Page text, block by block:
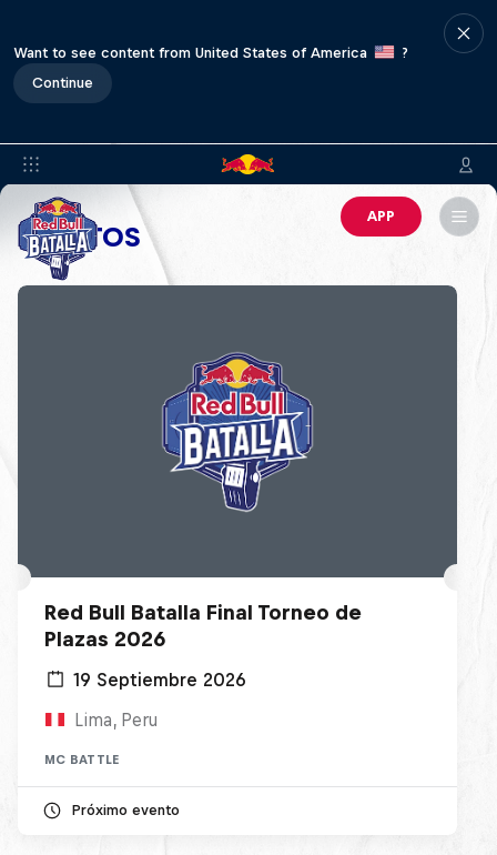
Want to see content from United States of America
?
Continue
APP
EVENTOS
Red Bull Batalla Final Torneo de
Plazas 2026
19 Septiembre 2026
Lima, Peru
MC BATTLE
Próximo evento